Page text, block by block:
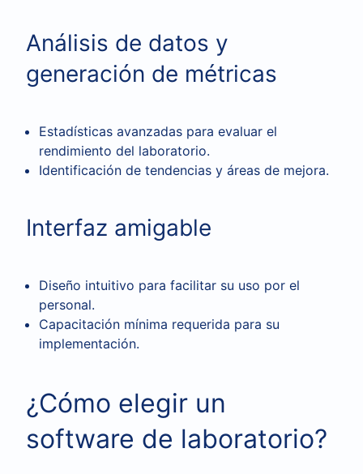
Análisis de datos y
generación de métricas
Estadísticas avanzadas para evaluar el
rendimiento del laboratorio.
Identificación de tendencias y áreas de mejora.
Interfaz amigable
Diseño intuitivo para facilitar su uso por el
personal.
Capacitación mínima requerida para su
implementación.
¿Cómo elegir un
software de laboratorio?